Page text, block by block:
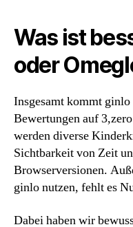
Was ist
oder
Insgesamt kommt
Bewertungen auf
werden diverse
Sichtbarkeit von Zeit
Browserversionen.
ginlo nutzen, fehlt es
Dabei haben wir